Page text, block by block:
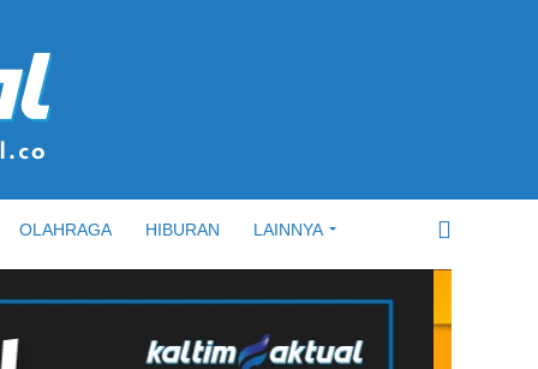
OLAHRAGA HIBURAN LAINNYA